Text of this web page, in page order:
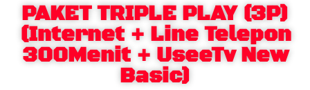
PAKET TRIPLE PLAY (3P)
(Internet + Line Telepon
300Menit + UseeTv New
Basic)